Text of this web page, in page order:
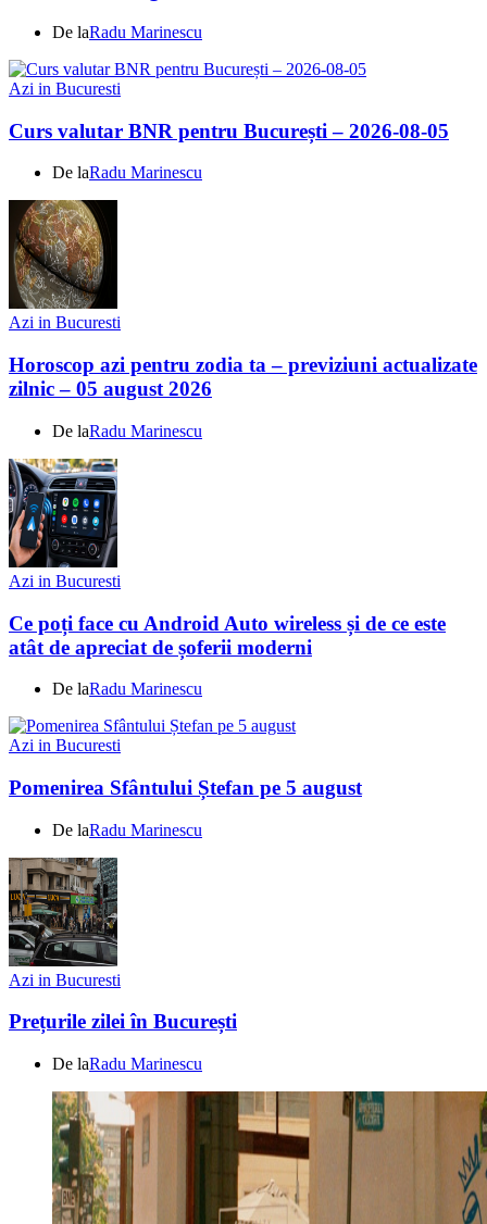
De laRadu Marinescu
Azi in Bucuresti
Curs valutar BNR pentru București – 2026-08-05
De laRadu Marinescu
Azi in Bucuresti
Horoscop azi pentru zodia ta – previziuni actualizate
zilnic – 05 august 2026
De laRadu Marinescu
Azi in Bucuresti
Ce poți face cu Android Auto wireless și de ce este
atât de apreciat de șoferii moderni
De laRadu Marinescu
Azi in Bucuresti
Pomenirea Sfântului Ștefan pe 5 august
De laRadu Marinescu
Azi in Bucuresti
Prețurile zilei în București
De laRadu Marinescu